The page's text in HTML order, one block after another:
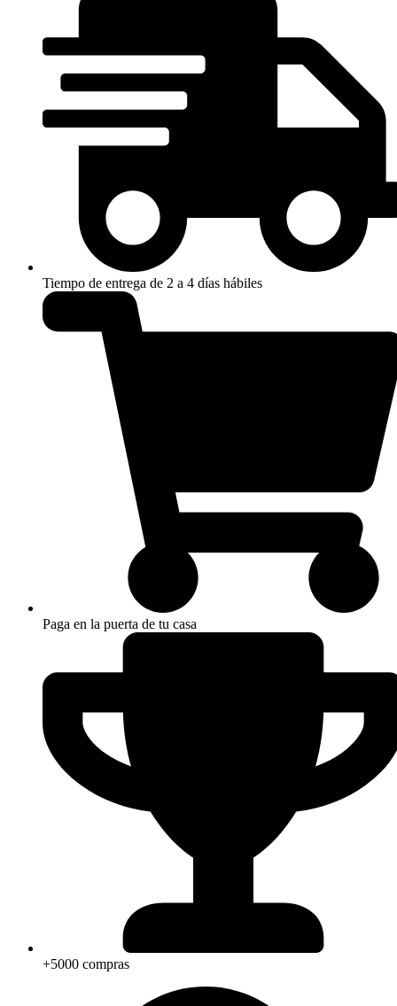
Tiempo de entrega de 2 a 4 días hábiles
Paga en la puerta de tu casa
+5000 compras